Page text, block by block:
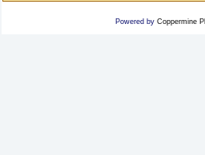
Powered by Coppermine